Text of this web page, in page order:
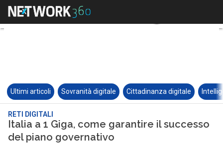
Ultimi articoli Sovranità digitale Cittadinanza digitale
RETI DIGITALI
Italia a 1 Giga, come garantire il successo
del piano governativo